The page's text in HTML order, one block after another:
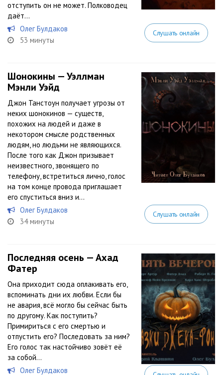
отступить он не может. Полководец
даёт...
Олег Булдаков
53 минуты
Слушать онлайн
Шонокины — Уэллман
Мэнли Уэйд
Джон Танстоун получает угрозы от
неких шонокинов — существ,
похожих на людей и даже в
некотором смысле родственных
людям, но людьми не являющихся.
После того как Джон призывает
неизвестного, звонящего по
телефону, встретиться лично, голос
на том конце провода приглашает
его спуститься вниз и...
Олег Булдаков
34 минуты
Слушать онлайн
Последняя осень — Ахад
Фатер
Она приходит сюда оплакивать его,
вспоминать дни их любви. Если бы
не авария, всё могло бы сейчас быть
по другому. Как поступить?
Примириться с его смертью и
отпустить его? Последовать за ним?
Его голос так настойчиво зовёт её
за собой…
Олег Булдаков